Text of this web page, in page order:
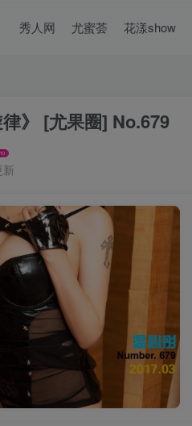
秀人网 尤蜜荟 花漾show
》 [尤果圈] No.679